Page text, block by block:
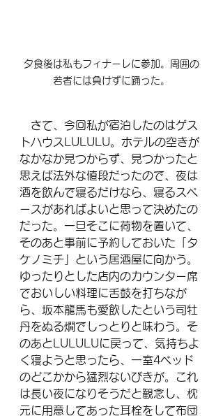
夕食後は私もフィナーレに参加。周囲の
若者には負けずに踊った。
さて、今回私が宿泊したのはゲス
トハウスLULULU。ホテルの空きが
なかなか見つからず、見つかったと
思えば法外な値段だったので、夜は
酒を飲んで寝るだけなら、寝るスペ
ースがあればよいと思って決めたの
だった。一旦そこに荷物を置いて、
そのあと事前に予約しておいた「タ
ケノミチ」という居酒屋に向かう。
ゆったりとした店内のカウンター席
でおいしい料理に舌鼓を打ちなが
ら、坂本龍馬も愛飲したという司牡
丹をぬる燗でしっとりと味わう。そ
のあとLULULUに戻って、気持ちよ
く寝ようと思ったら、一室4ベッド
のどこかから猛烈ないびきが。これ
は長い夜になりそうだと観念し、枕
元に用意してあった耳栓をして布団